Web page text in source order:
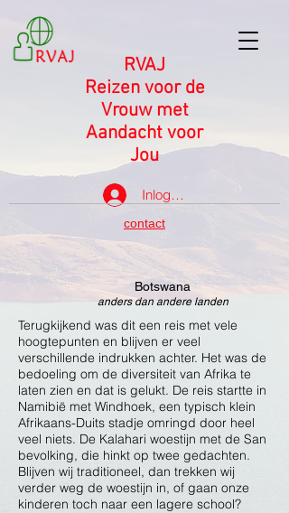
RVAJ
Reizen voor de
Vrouw met
Aandacht voor
Jou
contact
Inloggen
Botswana
anders dan andere landen
Terugkijkend was dit een reis met vele
hoogtepunten en blijven er veel
verschillende indrukken achter. Het was de
bedoeling om de diversiteit van Afrika te
laten zien en dat is gelukt. De reis startte in
Namibië met Windhoek, een typisch klein
Afrikaans-Duits stadje omringd door heel
veel niets. De Kalahari woestijn met de San
bevolking, die hinkt op twee gedachten.
Blijven wij traditioneel, dan trekken wij
verder weg de woestijn in, of gaan onze
kinderen toch naar een lagere school?